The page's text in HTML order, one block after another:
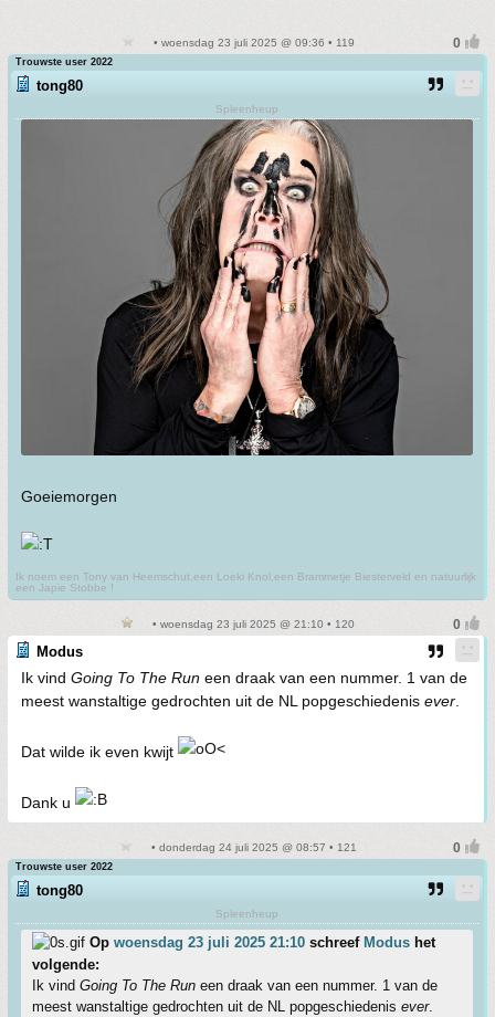
• woensdag 23 juli 2025 @ 09:36 • 119
Trouwste user 2022
tong80
Spleenheup
Goeiemorgen
Ik noem een Tony van Heemschut,een Loeki Knol,een Brammetje Biesterveld en natuurlijk
een Japie Stobbe !
• woensdag 23 juli 2025 @ 21:10 • 120
Modus
Ik vind Going To The Run een draak van een nummer. 1 van de
meest wanstaltige gedrochten uit de NL popgeschiedenis ever
Dat wilde ik even kwijt
Dank u
• donderdag 24 juli 2025 @ 08:57 • 121
Trouwste user 2022
tong80
Spleenheup
Op woensdag 23 juli 2025 21:10 schreef Modus het
volgende:
Ik vind Going To The Run een draak van een nummer. 1 van de
meest wanstaltige gedrochten uit de NL popgeschiedenis ever.